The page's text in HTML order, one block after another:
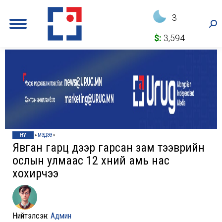
3
$: 3,594
НҮҮР » МЭДЭЭ»
Явган гарц дээр гарсан зам тээврийн
ослын улмаас 12 хүний амь нас
хохирчээ
Нийтэлсэн: Админ